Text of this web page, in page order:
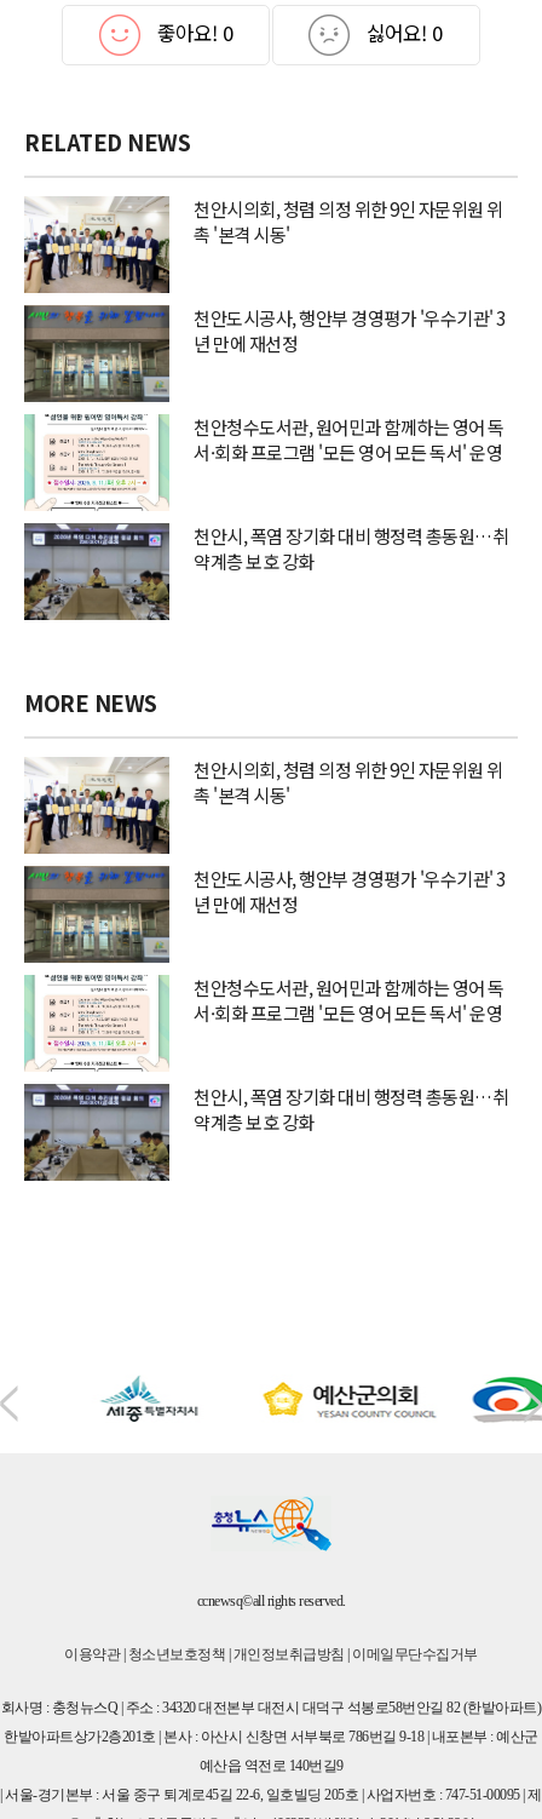
좋아요! 0 싫어요! 0
RELATED NEWS
천안시의회, 청렴 의정 위한 9인 자문위원 위
촉 '본격 시동'
천안도시공사, 행안부 경영평가 '우수기관' 3
년 만에 재선정
천안청수도서관, 원어민과 함께하는 영어 독
서·회화 프로그램 '모든 영어 모든 독서' 운영
천안시, 폭염 장기화 대비 행정력 총동원…취
약계층 보호 강화
MORE NEWS
천안시의회, 청렴 의정 위한 9인 자문위원 위
촉 '본격 시동'
천안도시공사, 행안부 경영평가 '우수기관' 3
년 만에 재선정
천안청수도서관, 원어민과 함께하는 영어 독
서·회화 프로그램 '모든 영어 모든 독서' 운영
천안시, 폭염 장기화 대비 행정력 총동원…취
약계층 보호 강화
ccnewsq©all rights reserved.
이용약관| 청소년보호정책 개인정보취급방침 이메일무단수집거부
회사명 : 충청뉴스Q | 주소 : 34320 대전본부 대전시 대덕구 석봉로58번안길 82 (한밭아파트)
한밭아파트상가2층201호 | 본사 : 아산시 신창면 서부북로 786번길 9-18 | 내포본부 : 예산군
예산읍 역전로 140번길9
| 서울-경기본부 : 서울 중구 퇴계로45길 22-6, 일호빌딩 205호 | 사업자번호 : 747-51-00095 | 제